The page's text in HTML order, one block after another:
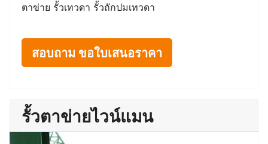
ตาข่าย รั้วเทวดา รั้วถักปมเทวดา
สอบถาม ขอใบเสนอราคา
รั้วตาข่ายไวน์แมน